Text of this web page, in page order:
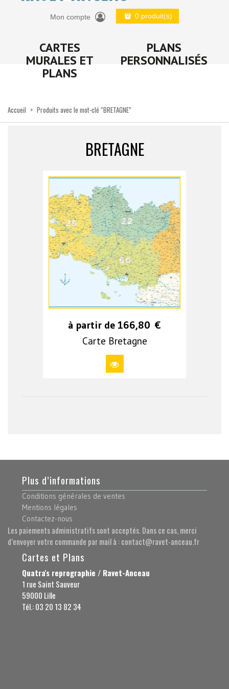
Mon compte 0 produit(s)
CARTES
MURALES ET
PLANS
PLANS
PERSONNALISÉS
Accueil > Produits avec le mot-clé “BRETAGNE”
BRETAGNE
à partir de 166,80 €
Carte Bretagne
Plus d’informations
Conditions générales de ventes
Mentions légales
Contactez-nous
Les paiements administratifs sont acceptés. Dans ce cas, merci
d’envoyer votre commande par mail à : contact@ravet-anceau.fr
Cartes et Plans
Quatra's reprographie / Ravet-Anceau
1 rue Saint Sauveur
59000 Lille
Tél.: 03 20 13 82 34